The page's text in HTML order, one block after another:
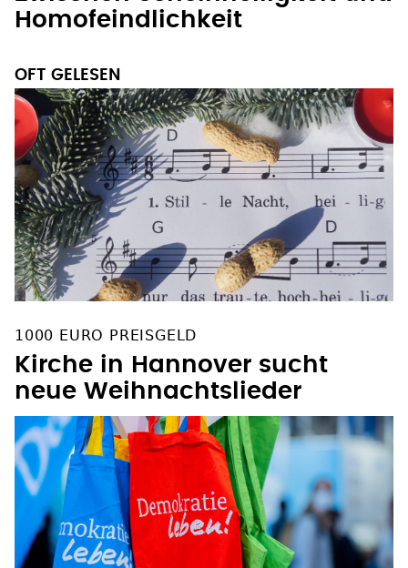
Homofeindlichkeit
OFT GELESEN
1000 EURO PREISGELD
Kirche in Hannover sucht
neue Weihnachtslieder